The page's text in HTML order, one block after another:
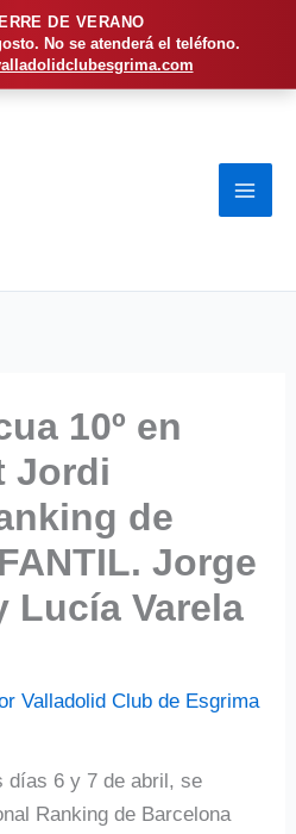
DE VERANO
No se atenderá el teléfono.
10º en
Jordi
de
Jorge
Lucía Varela
Valladolid Club de Esgrima
días 6 y 7 de abril, se
Ranking de Barcelona